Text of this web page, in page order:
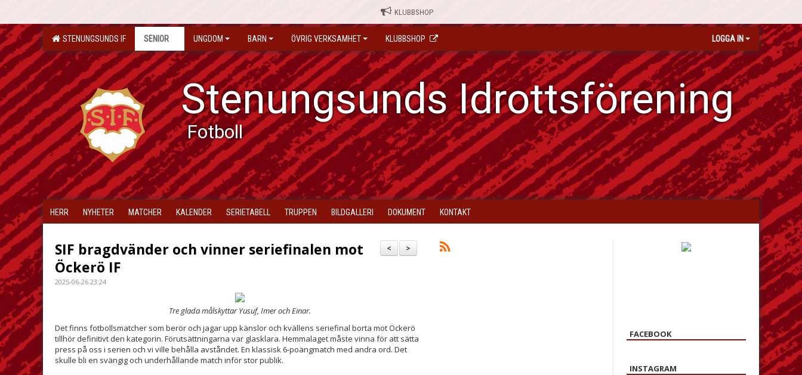
KLUBBSHOP
STENUNGSUNDS IF SENIOR UNGDOM BARN ÖVRIG VERKSAMHET KLUBBSHOP LOGGA IN
Stenungsunds Idrottsförening
Fotboll
HERR NYHETER MATCHER KALENDER SERIETABELL TRUPPEN BILDGALLERI DOKUMENT KONTAKT
>
<
SIF bragdvänder och vinner seriefinalen mot
Öckerö IF
2025-06-26 23:24
Tre glada målskyttar Yusuf, Imer och Einar.
Det finns fotbollsmatcher som berör och jagar upp känslor och kvällens seriefinal borta mot Öckerö
tillhör definitivt den kategorin. Förutsättningarna var glasklara. Hemmalaget måste vinna för att sätta
press på oss i serien och vi ville behålla avståndet. En klassisk 6-poängmatch med andra ord. Det
skulle bli en svängig och underhållande match inför stor publik.
FACEBOOK
INSTAGRAM